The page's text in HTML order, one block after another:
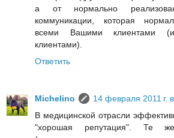
а от нормально
коммуникации, которая
всеми Вашими клиентами
клиентами).
Ответить
Michelino
14 февраля 2011 г.
В медицинской отрасли
"хорошая репутация". Те